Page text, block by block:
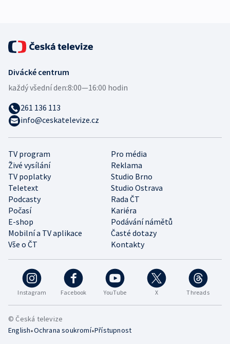
Instagram Facebook YouTube X Threads
TV program
Pro média
Živé vysílání
Reklama
TV poplatky
Studio Brno
Teletext
Studio Ostrava
Podcasty
Rada ČT
Počasí
Kariéra
E-shop
Podávání námětů
Mobilní a TV aplikace
Časté dotazy
Vše o ČT
Kontakty
Divácké centrum
každý všední den:8:00—16:00 hodin
261 136 113
info@ceskatelevize.cz
© Česká televize
English•Ochrana soukromí•Přístupnost